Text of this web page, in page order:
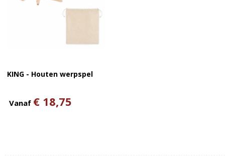
KING - Houten werpspel
Vanaf € 18,75